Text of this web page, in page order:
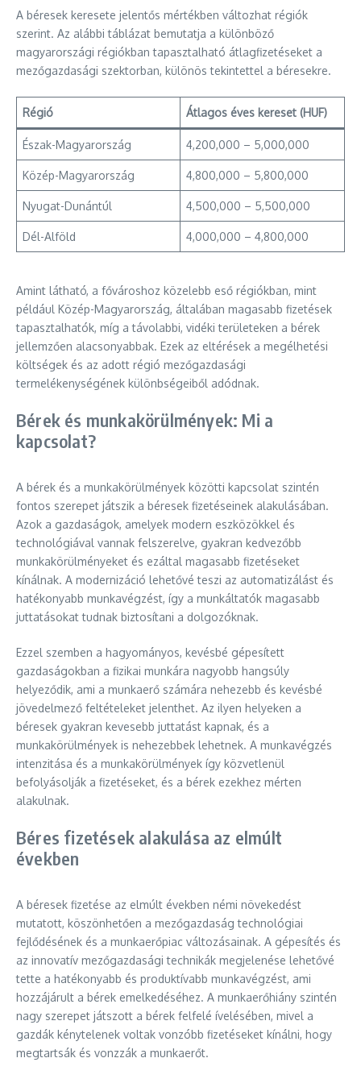
A béresek keresete jelentős mértékben változhat régiók
szerint. Az alábbi táblázat bemutatja a különböző
magyarországi régiókban tapasztalható átlagfizetéseket a
mezőgazdasági szektorban, különös tekintettel a béresekre.
Régió Átlagos éves kereset (HUF)
Észak-Magyarország 4,200,000 – 5,000,000
Közép-Magyarország 4,800,000 – 5,800,000
Nyugat-Dunántúl 4,500,000 – 5,500,000
Dél-Alföld 4,000,000 – 4,800,000
Amint látható, a fővároshoz közelebb eső régiókban, mint
például Közép-Magyarország, általában magasabb fizetések
tapasztalhatók, míg a távolabbi, vidéki területeken a bérek
jellemzően alacsonyabbak. Ezek az eltérések a megélhetési
költségek és az adott régió mezőgazdasági
termelékenységének különbségeiből adódnak.
Bérek és munkakörülmények: Mi a
kapcsolat?
A bérek és a munkakörülmények közötti kapcsolat szintén
fontos szerepet játszik a béresek fizetéseinek alakulásában.
Azok a gazdaságok, amelyek modern eszközökkel és
technológiával vannak felszerelve, gyakran kedvezőbb
munkakörülményeket és ezáltal magasabb fizetéseket
kínálnak. A modernizáció lehetővé teszi az automatizálást és
hatékonyabb munkavégzést, így a munkáltatók magasabb
juttatásokat tudnak biztosítani a dolgozóknak.
Ezzel szemben a hagyományos, kevésbé gépesített
gazdaságokban a fizikai munkára nagyobb hangsúly
helyeződik, ami a munkaerő számára nehezebb és kevésbé
jövedelmező feltételeket jelenthet. Az ilyen helyeken a
béresek gyakran kevesebb juttatást kapnak, és a
munkakörülmények is nehezebbek lehetnek. A munkavégzés
intenzitása és a munkakörülmények így közvetlenül
befolyásolják a fizetéseket, és a bérek ezekhez mérten
alakulnak.
Béres fizetések alakulása az elmúlt
években
A béresek fizetése az elmúlt években némi növekedést
mutatott, köszönhetően a mezőgazdaság technológiai
fejlődésének és a munkaerőpiac változásainak. A gépesítés és
az innovatív mezőgazdasági technikák megjelenése lehetővé
tette a hatékonyabb és produktívabb munkavégzést, ami
hozzájárult a bérek emelkedéséhez. A munkaerőhiány szintén
nagy szerepet játszott a bérek felfelé ívelésében, mivel a
gazdák kénytelenek voltak vonzóbb fizetéseket kínálni, hogy
megtartsák és vonzzák a munkaerőt.